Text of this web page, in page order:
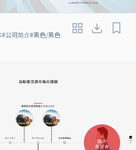
#公司简介#黑色/黑色